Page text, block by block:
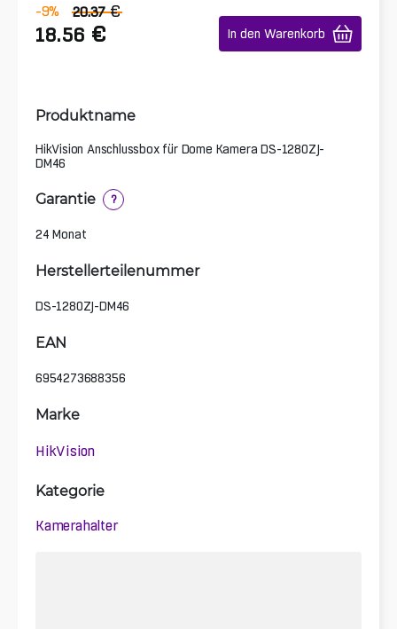
-9% 20.37 €
18.56 € In den Warenkorb
Produktname
HikVision Anschlussbox für Dome Kamera DS-1280ZJ-
DM46
Garantie ?
24 Monat
Herstellerteilenummer
DS-1280ZJ-DM46
EAN
6954273688356
Marke
HikVision
Kategorie
Kamerahalter